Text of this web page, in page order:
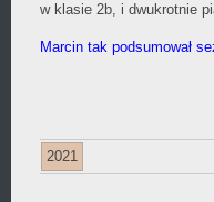
w klasie 2b, i dwukrotnie
Marcin tak podsumował
2021